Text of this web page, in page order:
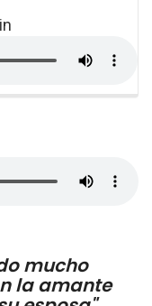
mucho
la amante